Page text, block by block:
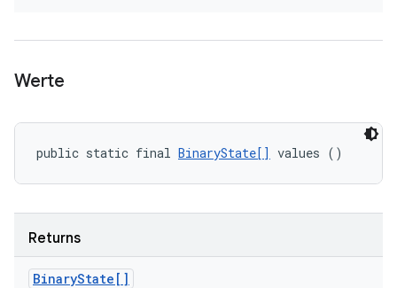
Werte
public static final BinaryState[] values ()
Returns
BinaryState[]